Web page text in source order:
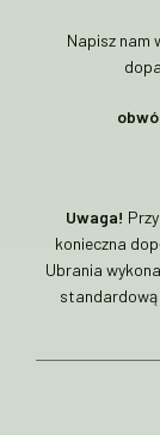
Napisz nam
Uwaga!
konieczna
Ubrania
standardową